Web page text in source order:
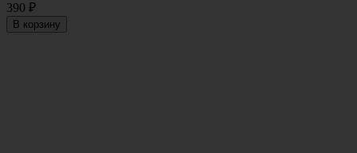
390 ₽
В корзину